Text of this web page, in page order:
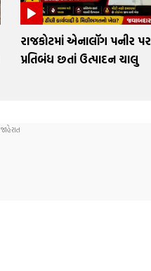
રાજકોટમાં એનાલૉગ પનીર પર
પ્રતિબંધ છતાં ઉત્પાદન ચાલુ